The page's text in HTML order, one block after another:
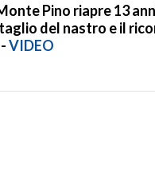
Pino riapre 13
del nastro e il
VIDEO